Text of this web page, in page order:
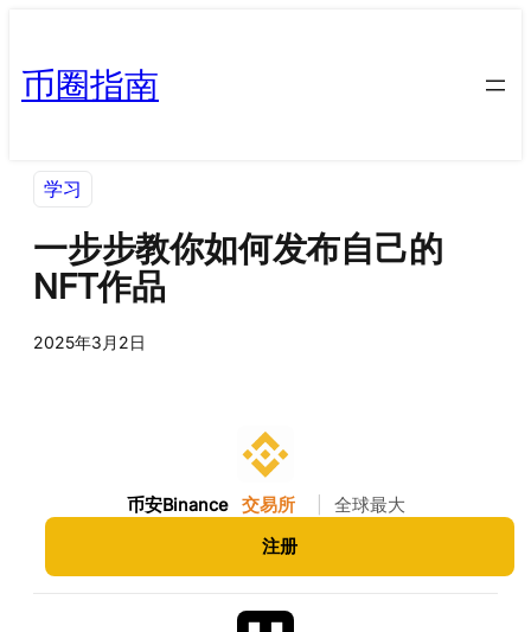
币圈指南
学习
一步步教你如何发布自己的
NFT作品
2025年3月2日
币安Binance 交易所 全球最大
注册